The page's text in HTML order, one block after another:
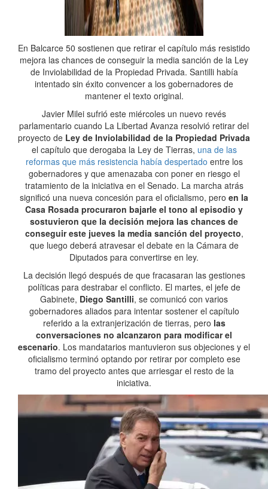
En Balcarce 50 sostienen que retirar el capítulo más resistido
mejora las chances de conseguir la media sanción de la Ley
de Inviolabilidad de la Propiedad Privada. Santilli había
intentado sin éxito convencer a los gobernadores de
mantener el texto original.
Javier Milei sufrió este miércoles un nuevo revés
parlamentario cuando La Libertad Avanza resolvió retirar del
proyecto de Ley de Inviolabilidad de la Propiedad Privada
el capítulo que derogaba la Ley de Tierras, una de las
reformas que más resistencia había despertado entre los
gobernadores y que amenazaba con poner en riesgo el
tratamiento de la iniciativa en el Senado. La marcha atrás
significó una nueva concesión para el oficialismo, pero en la
Casa Rosada procuraron bajarle el tono al episodio y
sostuvieron que la decisión mejora las chances de
conseguir este jueves la media sanción del proyecto,
que luego deberá atravesar el debate en la Cámara de
Diputados para convertirse en ley.
La decisión llegó después de que fracasaran las gestiones
políticas para destrabar el conflicto. El martes, el jefe de
Gabinete, Diego Santilli, se comunicó con varios
gobernadores aliados para intentar sostener el capítulo
referido a la extranjerización de tierras, pero las
conversaciones no alcanzaron para modificar el
escenario. Los mandatarios mantuvieron sus objeciones y el
oficialismo terminó optando por retirar por completo ese
tramo del proyecto antes que arriesgar el resto de la
iniciativa.